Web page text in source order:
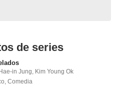
de series
in Jung Kim Young Ok
,Comedia